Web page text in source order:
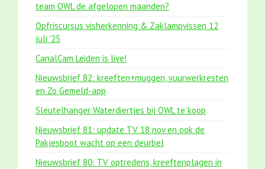
team OWL de afgelopen maanden?
Opfriscursus visherkenning & Zaklampvissen 12
juli '25
CanalCam Leiden is live!
Nieuwsbrief 82: kreeften+muggen, vuurwerkresten
en Zo Gemeld-app
Sleutelhanger Waterdiertjes bij OWL te koop
Nieuwsbrief 81: update TV 18 nov en ook de
Pakjesboot wacht op een deurbel
Nieuwsbrief 80: TV optredens, kreeftenplagen in